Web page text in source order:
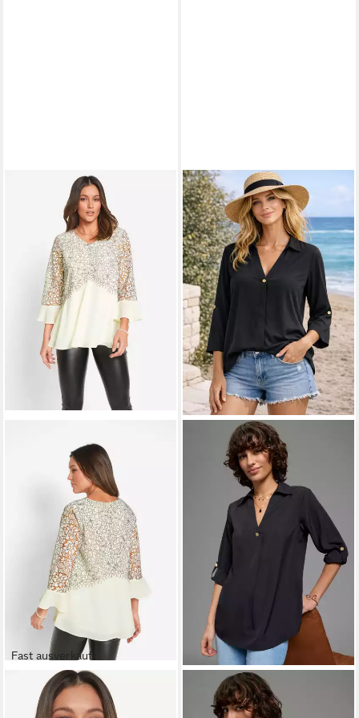
Fast ausverkauft
BONPRIXTunika für festliche
Anlässe, modischer
LAURA SCOTTKlassische
Bluse feminin geschnitten,